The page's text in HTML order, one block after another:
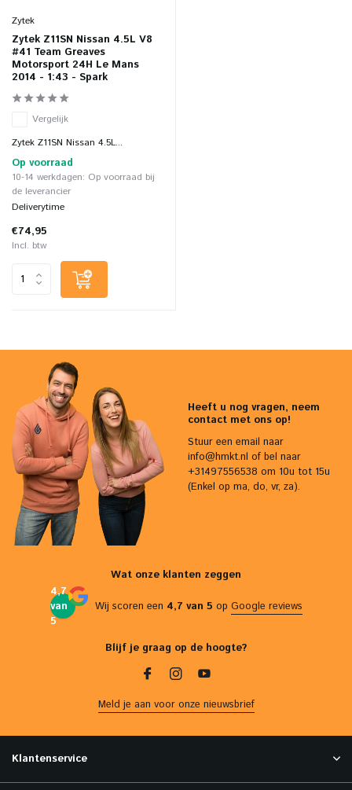
Zytek
Zytek Z11SN Nissan 4.5L V8
#41 Team Greaves
Motorsport 24H Le Mans
2014 - 1:43 - Spark
Vergelijk
Zytek Z11SN Nissan 4.5L...
Op voorraad
10-14 werkdagen: Op voorraad bij
de leverancier
Deliverytime
€74,95
Incl. btw
Heeft u nog vragen, neem
contact met ons op!
Stuur een email naar
info@hmkt.nl of bel naar
+31497556538 om 10u tot 15u
(Enkel op ma, do, vr, za).
Wat onze klanten zeggen
4,7
van
5
Wij scoren een 4,7 van 5 op Google reviews
Blijf je graag op de hoogte?
Meld je aan voor onze nieuwsbrief
Klantenservice